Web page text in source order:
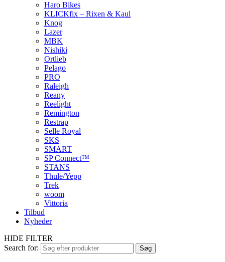
Haro Bikes
KLICKfix – Rixen & Kaul
Knog
Lazer
MBK
Nishiki
Ortlieb
Pelago
PRO
Raleigh
Reany
Reelight
Remington
Restrap
Selle Royal
SKS
SMART
SP Connect™
STANS
Thule/Yepp
Trek
woom
Vittoria
Tilbud
Nyheder
HIDE FILTER
Search for:
Søg